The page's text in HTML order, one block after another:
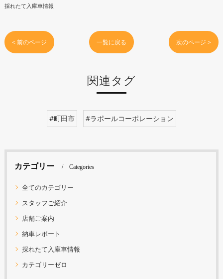
採れたて入庫車情報
< 前のページ 一覧に戻る 次のページ >
関連タグ
#町田市 #ラポールコーポレーション
カテゴリー Categories
全てのカテゴリー
スタッフご紹介
店舗ご案内
納車レポート
採れたて入庫車情報
カテゴリーゼロ